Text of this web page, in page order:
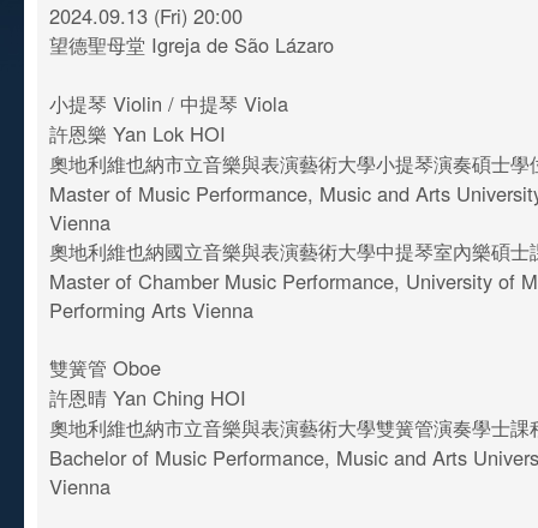
2024.09.13 (Fri) 20:00
望德聖母堂 Igreja de São Lázaro
小提琴 Violin / 中提琴 Viola
許恩樂 Yan Lok HOI
奧地利維也納市立音樂與表演藝術大學小提琴演奏碩士學
Master of Music Performance, Music and Arts
Vienna
奧地利維也納國立音樂與表演藝術大學中提琴室內樂碩士
Master of Chamber Music Performance, University of
Performing Arts Vienna
雙簧管 Oboe
許恩晴 Yan Ching HOI
奧地利維也納市立音樂與表演藝術大學雙簧管演奏學士課
Bachelor of Music Performance, Music and Arts
Vienna